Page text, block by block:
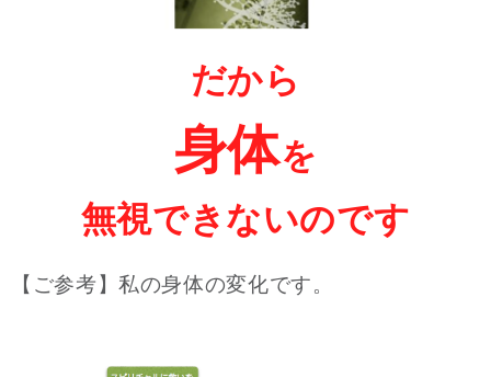
だから
身体を
無視できないのです
【ご参考】私の身体の変化です。